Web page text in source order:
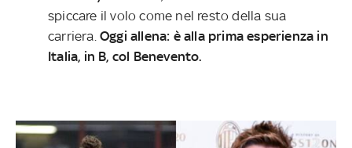
spiccare il volo come nel resto della sua
carriera. Oggi allena: è alla prima esperienza in
Italia, in B, col Benevento.